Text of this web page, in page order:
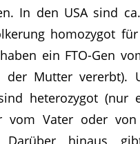
In den USA sind
homozygot
ein FTO-Gen
der Mutter vererbt).
heterozygot (nur
vom Vater oder
Darüber hinaus